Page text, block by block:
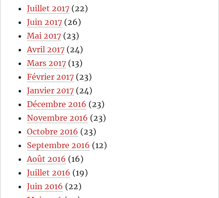
Juillet 2017 (22)
Juin 2017 (26)
Mai 2017 (23)
Avril 2017 (24)
Mars 2017 (13)
Février 2017 (23)
Janvier 2017 (24)
Décembre 2016 (23)
Novembre 2016 (23)
Octobre 2016 (23)
Septembre 2016 (12)
Août 2016 (16)
Juillet 2016 (19)
Juin 2016 (22)